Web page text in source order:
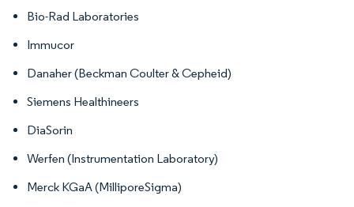
Bio-Rad Laboratories
Immucor
Danaher (Beckman Coulter & Cepheid)
Siemens Healthineers
DiaSorin
Werfen (Instrumentation Laboratory)
Merck KGaA (MilliporeSigma)